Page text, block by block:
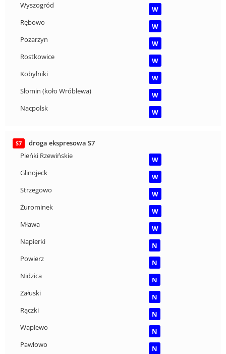
Wyszogród
W
Rębowo
W
Pozarzyn
W
Rostkowice
W
Kobylniki
W
Słomin (koło Wróblewa)
W
Nacpolsk
W
S7
droga ekspresowa S7
Pieńki Rzewińskie
W
Glinojeck
W
Strzegowo
W
Żurominek
W
Mława
W
Napierki
N
Powierz
N
Nidzica
N
Załuski
N
Rączki
N
Waplewo
N
Pawłowo
N